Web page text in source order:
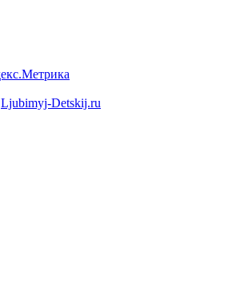
Ljubimyj-Detskij.ru